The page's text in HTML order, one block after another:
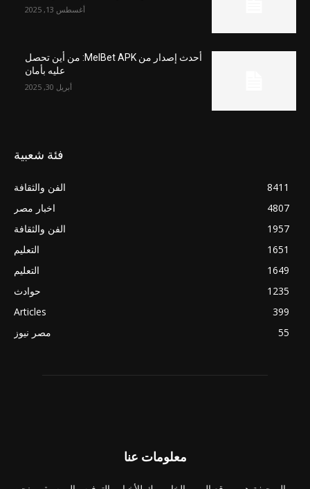
أغسطس 13, 2025
أحدث إصدار من MelBet APK: من أين تحصل
عليه بأمان
أبريل 30, 2025
فئة شعبية
الفن والثقافة
8411
اخبار مصر
4807
الفن والثقافة
1957
التعليم
1651
التعليم
1649
حوادث
1235
Articles
399
مصر نيوز
55
معلومات عنا